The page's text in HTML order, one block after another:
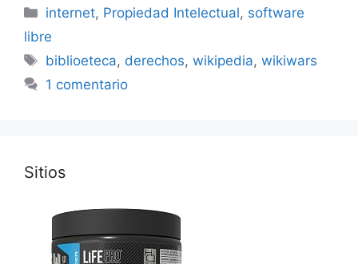
Categorías
internet, Propiedad Intelectual, software
libre
Etiquetas
biblioeteca, derechos,wikipedia,wikiwars
1 comentario
Sitios